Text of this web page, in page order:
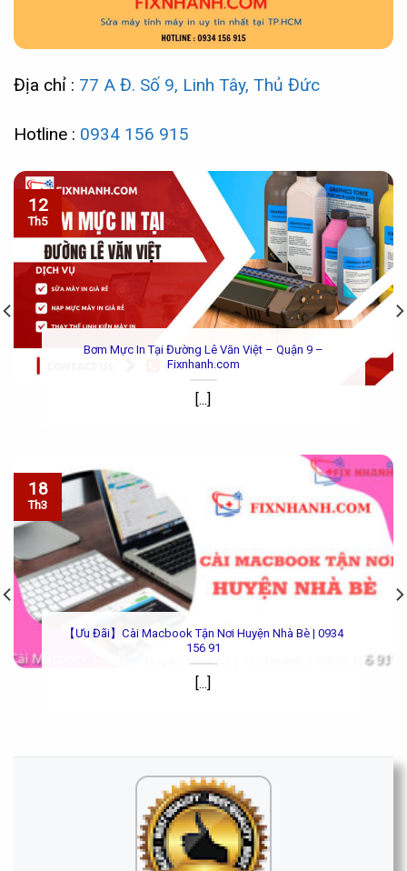
Địa chỉ : 77 A Đ. Số 9, Linh Tây, Thủ Đức
Hotline : 0934 156 915
Bơm Mực In Tại Đường Lê Văn Việt – Quận 9 –
Fixnhanh.com
[...]
12
Th5
【Ưu Đãi】Cài Macbook Tận Nơi Huyện Nhà Bè | 0934
156 91
[...]
18
Th3